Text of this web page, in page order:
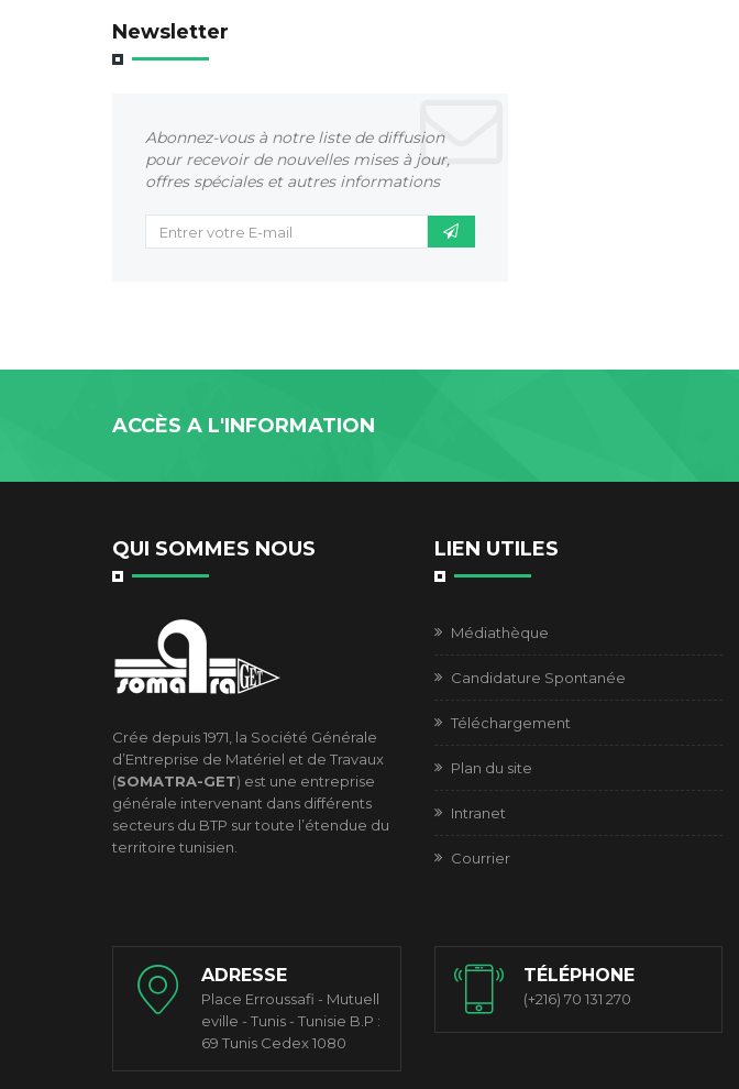
Newsletter
Abonnez-vous à notre liste de diffusion
pour recevoir de nouvelles mises à jour,
offres spéciales et autres informations
ACCÈS A L'INFORMATION
QUI SOMMES NOUS
Crée depuis 1971, la Société Générale
d’Entreprise de Matériel et de Travaux
(SOMATRA-GET) est une entreprise
générale intervenant dans différents
secteurs du BTP sur toute l’étendue du
territoire tunisien.
LIEN UTILES
Médiathèque
Candidature Spontanée
Téléchargement
Plan du site
Intranet
Courrier
ADRESSE
Place Erroussafi - Mutuell
eville - Tunis - Tunisie B.P :
69 Tunis Cedex 1080
TÉLÉPHONE
(+216) 70 131 270